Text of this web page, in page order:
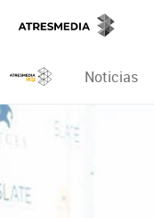
Noticias